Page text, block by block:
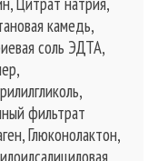
камедь,
соль ЭДТА,
фильтрат
Глюконолактон,